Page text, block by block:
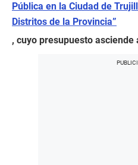
Pública en la Ciudad de
Distritos de la Provincia”
, cuyo presupuesto asciende